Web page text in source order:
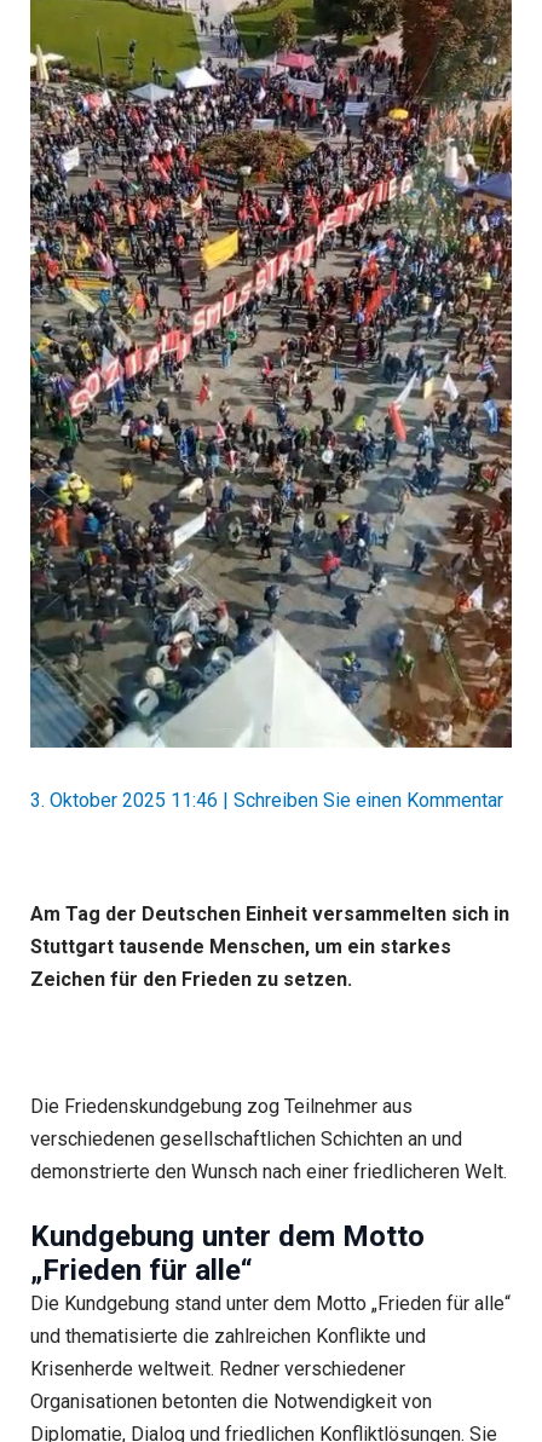
3. Oktober 2025 11:46 Schreiben Sie einen Kommentar
Am Tag der Deutschen Einheit versammelten sich in
Stuttgart tausende Menschen, um ein starkes
Zeichen für den Frieden zu setzen.
Die Friedenskundgebung zog Teilnehmer aus
verschiedenen gesellschaftlichen Schichten an und
demonstrierte den Wunsch nach einer friedlicheren Welt.
Kundgebung unter dem Motto
„Frieden für alle“
Die Kundgebung stand unter dem Motto „Frieden für alle“
und thematisierte die zahlreichen Konflikte und
Krisenherde weltweit. Redner verschiedener
Organisationen betonten die Notwendigkeit von
Diplomatie, Dialog und friedlichen Konfliktlösungen. Sie